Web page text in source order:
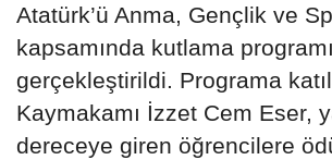
Atatürk’ü Anma, Gençlik ve
kapsamında kutlama programı
gerçekleştirildi. Programa
Kaymakamı İzzet Cem Eser,
dereceye giren öğrencilere